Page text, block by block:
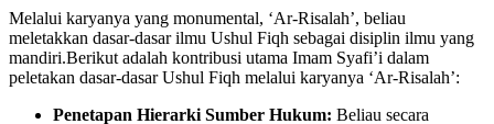
Melalui karyanya yang monumental, ‘Ar-Risalah’, beliau
meletakkan dasar-dasar ilmu Ushul Fiqh sebagai disiplin ilmu yang
mandiri.Berikut adalah kontribusi utama Imam Syafi’i dalam
peletakan dasar-dasar Ushul Fiqh melalui karyanya ‘Ar-Risalah’:
Penetapan Hierarki Sumber Hukum: Beliau secara